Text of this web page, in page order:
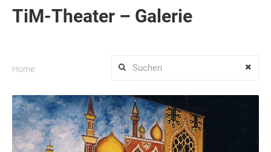
TiM-Theater – Galerie
Home